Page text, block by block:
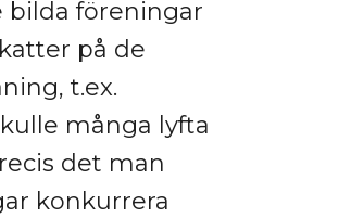
bilda föreningar
på de
t.ex.
många lyfta
det man
konkurrera